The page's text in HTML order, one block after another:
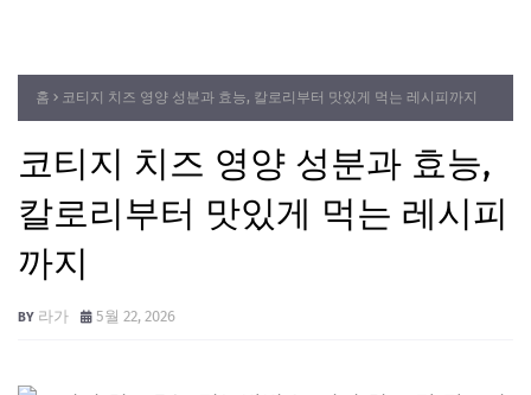
홈 코티지 치즈 영양 성분과 효능, 칼로리부터 맛있게 먹는 레시피까지
코티지 치즈 영양 성분과 효능,
칼로리부터 맛있게 먹는 레시피
까지
라가 5월 22, 2026